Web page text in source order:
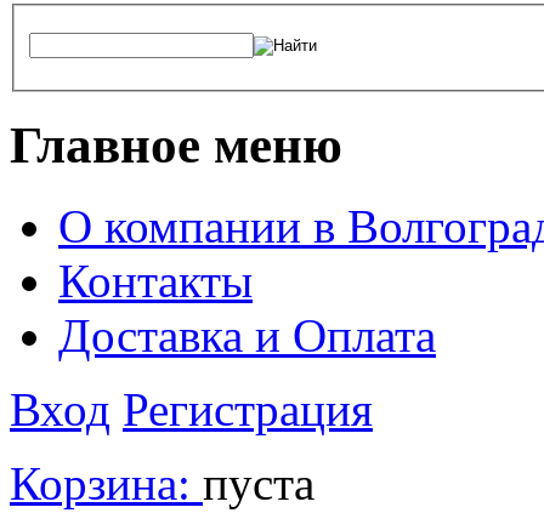
Главное меню
О компании в
Контакты
Доставка и Оплата
Вход Регистрация
Корзина: пуста